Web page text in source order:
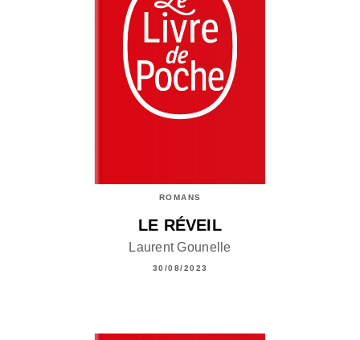
ROMANS
LE RÉVEIL
Laurent Gounelle
30/08/2023